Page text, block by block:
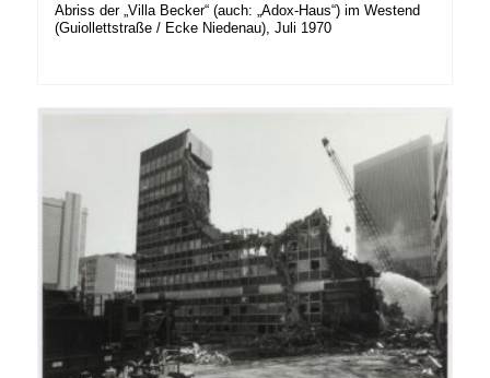
Abriss der „Villa Becker“ (auch: „Adox-Haus“) im Westend
(Guiollettstraße / Ecke Niedenau), Juli 1970